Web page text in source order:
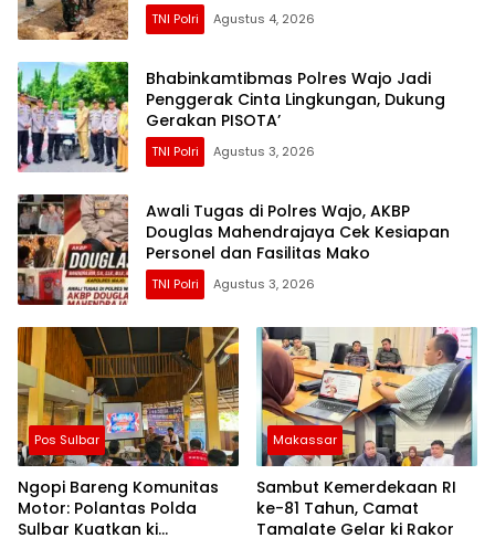
TNI Polri Agustus 4, 2026
Bhabinkamtibmas Polres Wajo Jadi
Penggerak Cinta Lingkungan, Dukung
Gerakan PISOTA’
TNI Polri Agustus 3, 2026
Awali Tugas di Polres Wajo, AKBP
Douglas Mahendrajaya Cek Kesiapan
Personel dan Fasilitas Mako
TNI Polri Agustus 3, 2026
Pos Sulbar
Ngopi Bareng Komunitas
Motor: Polantas Polda
Sulbar Kuatkan ki
Makassar
Sambut Kemerdekaan RI
ke-81 Tahun, Camat
Tamalate Gelar ki Rakor